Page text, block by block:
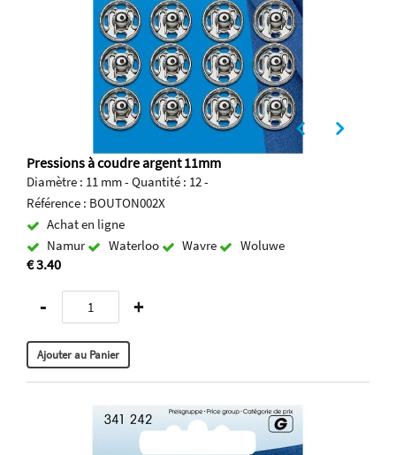
Pressions à coudre argent 11mm
Diamètre : 11 mm - Quantité : 12 -
Référence : BOUTON002X
Achat en ligne
Namur
Waterloo Wavre Woluwe
€ 3.40
- +